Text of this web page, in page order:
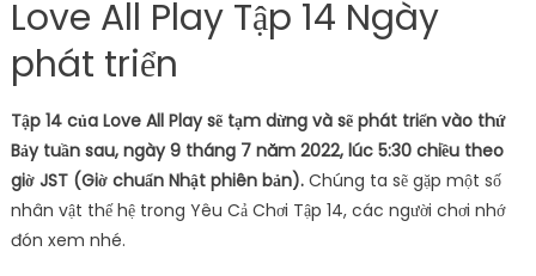
Love All Play Tập 14 Ngày
phát triển
Tập 14 của Love All Play sẽ tạm dừng và sẽ phát triển vào thứ
Bảy tuần sau, ngày 9 tháng 7 năm 2022, lúc 5:30 chiều theo
giờ JST (Giờ chuẩn Nhật phiên bản). Chúng ta sẽ gặp một số
nhân vật thế hệ trong Yêu Cả Chơi Tập 14, các người chơi nhớ
đón xem nhé.